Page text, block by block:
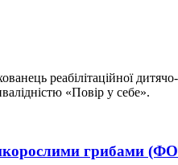
реабілітаційної
«Повір у себе».
грибами